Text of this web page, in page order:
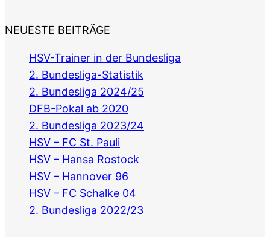
NEUESTE BEITRÄGE
HSV-Trainer in der Bundesliga
2. Bundesliga-Statistik
2. Bundesliga 2024/25
DFB-Pokal ab 2020
2. Bundesliga 2023/24
HSV – FC St. Pauli
HSV – Hansa Rostock
HSV – Hannover 96
HSV – FC Schalke 04
2. Bundesliga 2022/23